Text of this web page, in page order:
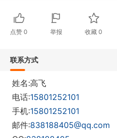
点赞 0 举报 收藏0
联系方式
姓名:高飞
电话:15801252101
手机:15801252101
邮件:838188405@qq.com